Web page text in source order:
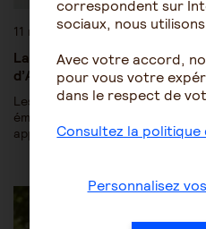
11 mai 2022
La réalité virtuelle, un
d’Alzheimer
Les expériences immersives
émergentes procurent aux
appréciables, qu'à domicile
Les pathologies du vieillissement
correspondent sur
sociaux, nous
Avec votre accord,
pour vous votre
dans le respect de
Consultez la politique
Personnalisez